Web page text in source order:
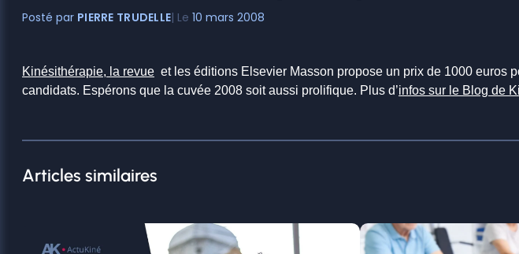
PIERRE TRUDELLE 10 mars 2008
Kinésithérapie, la revue et les éditions Elsevier Masson propose un prix de 1000 euros
candidats. Espérons que la cuvée 2008 soit aussi prolifique. Plus d’infos sur le Blog de
Articles similaires